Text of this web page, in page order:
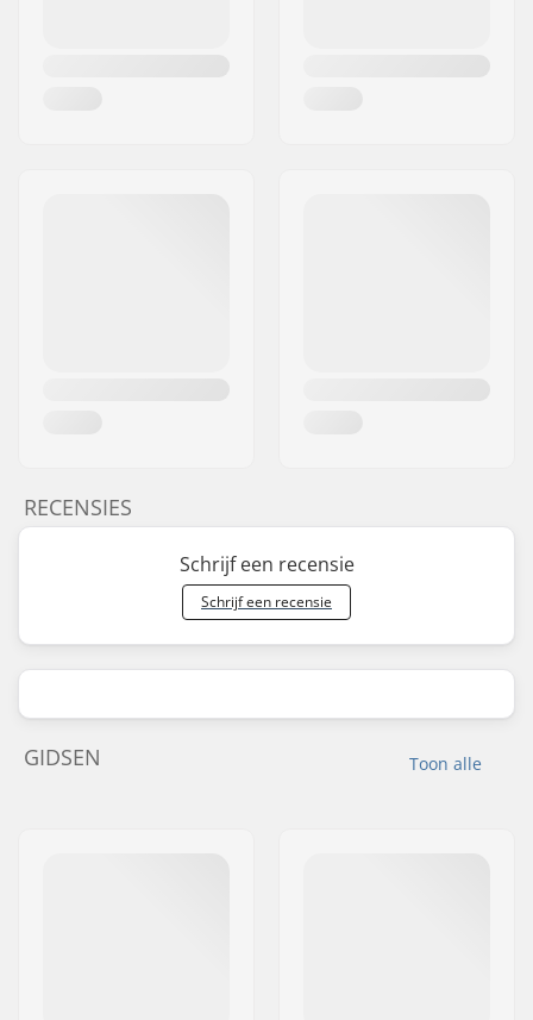
RECENSIES
Schrijf een recensie
Schrijf een recensie
Toon alle
GIDSEN